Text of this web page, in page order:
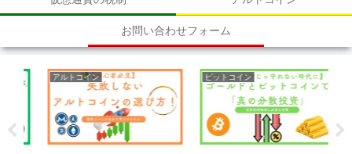
お問い合わせフォーム
ビットコイン アルトコイン